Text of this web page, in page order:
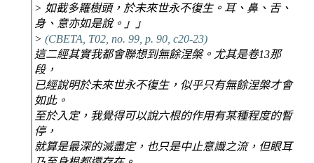
> 如截多羅樹頭，於未來世永不復生。耳、鼻、舌、
身、意亦如是說。」」
> (CBETA, T02, no. 99, p. 90, c20-23)
這二經其實我都會聯想到無餘涅槃。尤其是卷13那
段，
已經說明於未來世永不復生，似乎只有無餘涅槃才會
如此。
至於入定，我覺得可以說六根的作用有某種程度的暫
停，
就算是最深的滅盡定，也只是中止意識之流，但眼耳